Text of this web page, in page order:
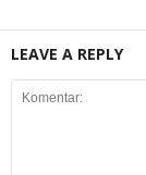
LEAVE A REPLY